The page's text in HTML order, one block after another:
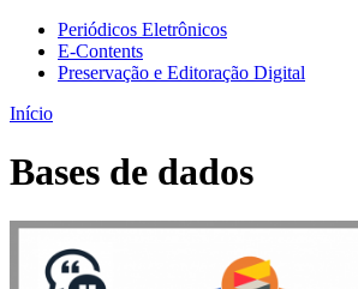
Periódicos Eletrônicos
E-Contents
Preservação e Editoração Digital
Início
Bases de dados